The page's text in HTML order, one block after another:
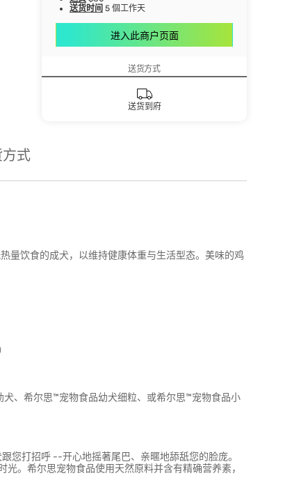
送货时间 5 個工作天
进入此商户页面
送货方式
送货到府
式
量饮食的成犬，以维持健康体重与生活型态。美味的鸡
、希尔思™宠物食品幼犬细粒、或希尔思™宠物食品小
您打招呼 --开心地摇著尾巴、亲暱地舔舐您的脸庞。
。希尔思宠物食品使用天然原料并含有精确营养素，